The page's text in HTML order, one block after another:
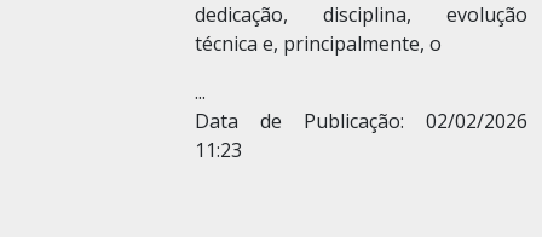
dedicação, disciplina, evolução
técnica e, principalmente, o
...
Data de Publicação: 02/02/2026
11:23